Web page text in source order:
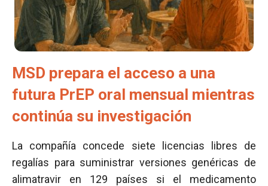
MSD prepara el acceso a una
futura PrEP oral mensual mientras
continúa su investigación
La compañía concede siete licencias libres de
regalías para suministrar versiones genéricas de
alimatravir en 129 países si el medicamento